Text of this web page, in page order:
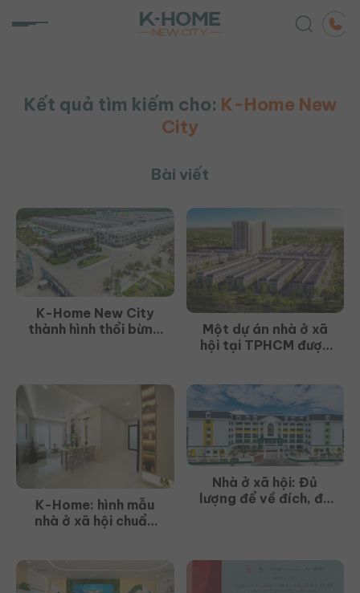
đến
Kết quả tìm kiếm cho: K-Home New
City
Bài viết
K-Home New City
thành hình thổi bừng
Một dự án nhà ở xã
hội tại TPHCM được
K-Home: hình mẫu
nhà ở xã hội chuẩn
Nhà ở xã hội: Đủ
lượng để về đích, đủ